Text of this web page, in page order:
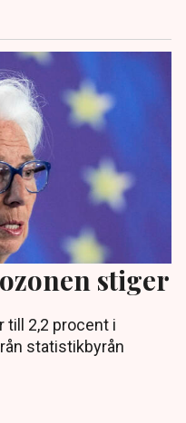
stiger
till 2,2 procent i
statistikbyrån